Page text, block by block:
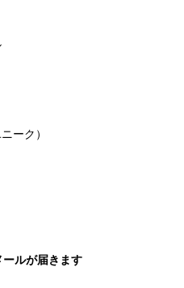
ーク）
ールが届きます